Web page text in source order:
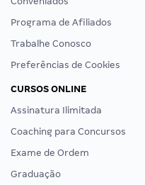
Programa de Afiliados
Trabalhe Conosco
Preferências de Cookies
CURSOS ONLINE
Assinatura Ilimitada
Coaching para Concursos
Exame de Ordem
Graduação